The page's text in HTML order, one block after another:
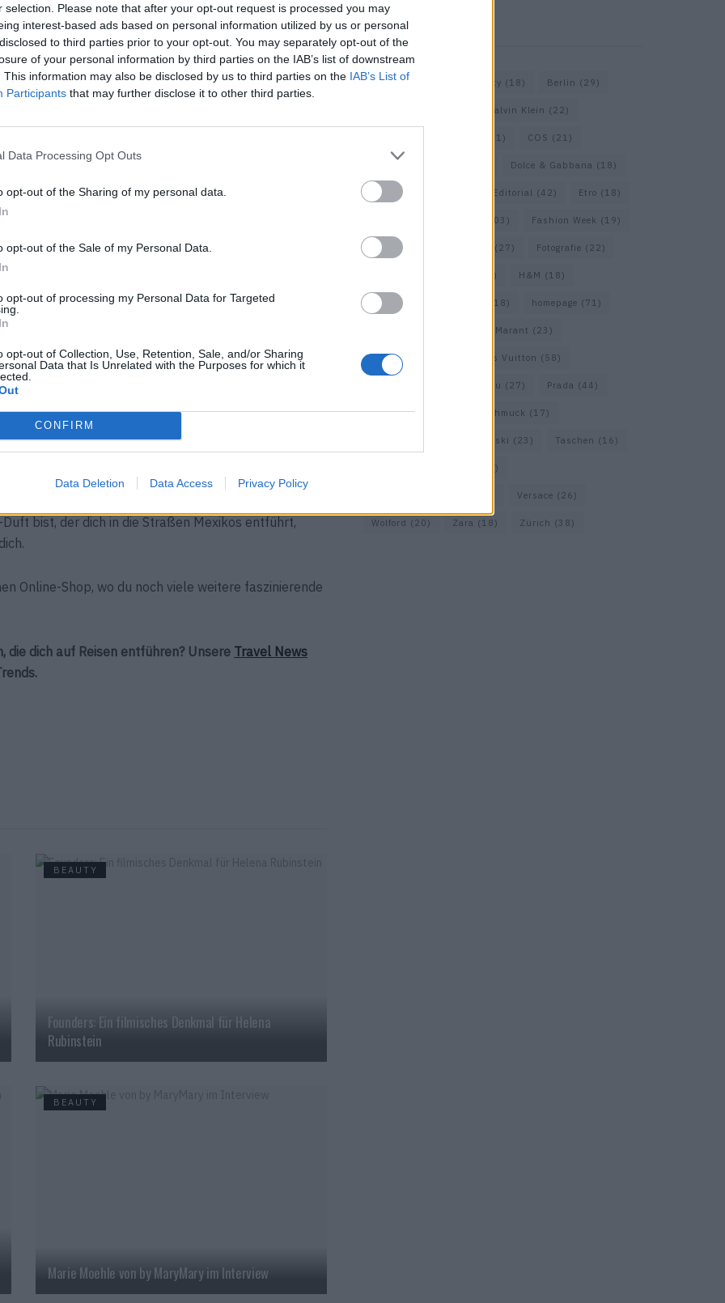
selection. Please note that after your opt-out request is processed you may
interest-based ads based on personal information utilized by us or personal
to third parties prior to your opt-out. You may separately opt-out of the
of your personal information by third parties on the IAB’s list of downstream
This information may also be disclosed by us to third parties on the IAB’s List of
Participants that may further disclose it to other third parties.
Data Processing Opt Outs
opt-out of the Sharing of my personal data.
opt-out of the Sale of my Personal Data.
opt-out of processing my Personal Data for Targeted
opt-out of Collection, Use, Retention, Sale, and/or Sharing
Data that Is Unrelated with the Purposes for which it
CONFIRM
Data Deletion Data Access Privacy Policy
Streitpunkt unter Kräutern: Entweder du
du meidest ihn wie die Pest. Aber CORIANDRE
hat als nur kulinarische Diskussionen. Das
wie überraschend und faszinierend ein
Duft in allen Le Labo Stores weltweit entdecken.
ganze Jahr über in Mexiko verfügbar sein. Wenn du
bist, der dich in die Straßen Mexikos entführt,
Online-Shop, wo du noch viele weitere faszinierende
die dich auf Reisen entführen? Unsere Travel News
BEAUTY
Founders: Ein filmisches Denkmal für Helena
Rubinstein
BEAUTY
Marie Moehle von by MaryMary im Interview
KEYWORD SEARCH
Balenciaga Beauty (18) Berlin (29)
Calvin Klein (22)
(71) COS (21)
Dolce & Gabbana (18)
Dries van Noten Editorial (42) Etro (18)
(103) Fashion Week (19)
Fendi (26) (27) Fotografie (22)
(17) H&M (18)
Hermes (18) homepage (71)
Isabel Marant (23)
Jimmy Choo Louis Vuitton (58)
Miu Miu (27) Prada (44)
Saint Laurent Schmuck (17)
Swarovski (23) Taschen (16)
(33)
Versace (26)
Wolford (20) Zara (18) Zürich (38)